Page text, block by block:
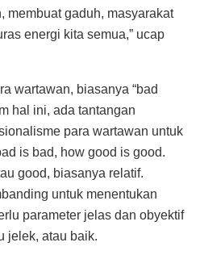
membuat gaduh, masyarakat
energi kita semua,” ucap
wartawan, biasanya “bad
hal ini, ada tantangan
para wartawan untuk
is bad, how good is good.
good, biasanya relatif.
untuk menentukan
parameter jelas dan obyektif
jelek, atau baik.